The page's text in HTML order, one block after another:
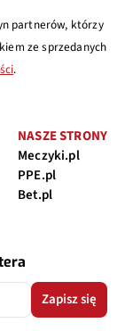
partnerów, którzy
ze sprzedanych
.
NASZE STRONY
Meczyki.pl
PPE.pl
Bet.pl
Zapisz się